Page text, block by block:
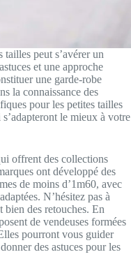
tailles peut s’avérer un
et une approche
une garde-robe
la connaissance des
pour les petites tailles
le mieux à votre
offrent des collections
ont développé des
de moins d’1m60, avec
N’hésitez pas à
des retouches. En
de vendeuses formées
pourront vous guider
des astuces pour les